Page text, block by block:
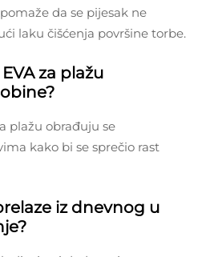
da se pijesak ne
laku čišćenja površine torbe.
za plažu
plažu obrađuju se
kako bi se sprečio rast
iz dnevnog u